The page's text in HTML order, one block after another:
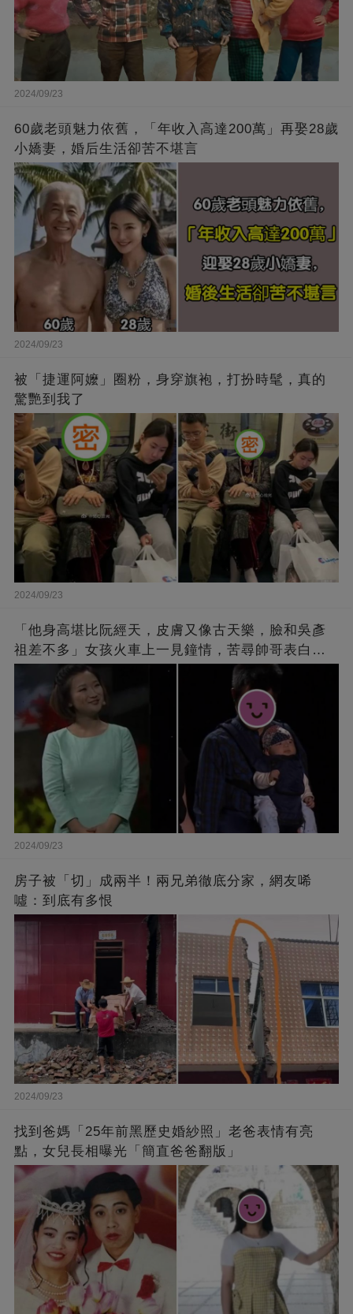
2024/09/23
60歲老頭魅力依舊，「年收入高達200萬」再娶28歲
小嬌妻，婚后生活卻苦不堪言
2024/09/23
被「捷運阿嬤」圈粉，身穿旗袍，打扮時髦，真的
驚艷到我了
2024/09/23
「他身高堪比阮經天，皮膚又像古天樂，臉和吳彥
祖差不多」女孩火車上一見鐘情，苦尋帥哥表白，
最后卻尷尬不已
2024/09/23
房子被「切」成兩半！兩兄弟徹底分家，網友唏
噓：到底有多恨
2024/09/23
找到爸媽「25年前黑歷史婚紗照」老爸表情有亮
點，女兒長相曝光「簡直爸爸翻版」